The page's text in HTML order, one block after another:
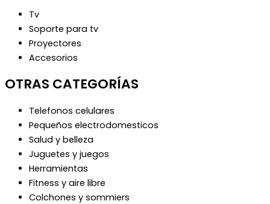
Tv
Soporte para tv
Proyectores
Accesorios
OTRAS CATEGORÍAS
Telefonos celulares
Pequeños electrodomesticos
Salud y belleza
Juguetes y juegos
Herramientas
Fitness y aire libre
Colchones y sommiers